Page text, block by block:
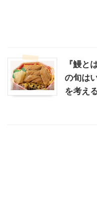
『鰻と
の旬は
を考え